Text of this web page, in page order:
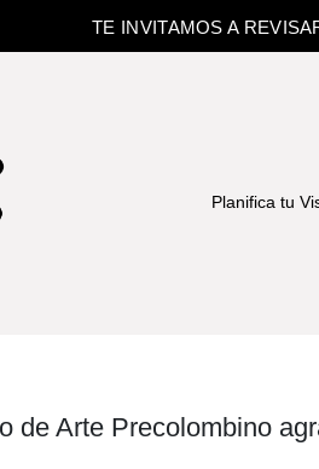
TE INVITAMOS A
Planifica tu
de Arte Precolombino